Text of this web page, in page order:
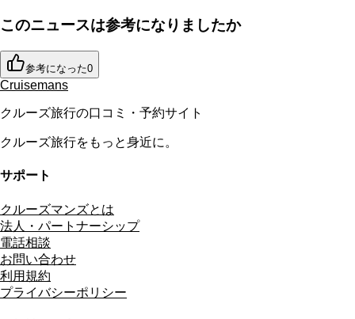
このニュースは参考になりましたか
参考になった0
Cruisemans
クルーズ旅行の口コミ・予約サイト
クルーズ旅行をもっと身近に。
サポート
クルーズマンズとは
法人・パートナーシップ
電話相談
お問い合わせ
利用規約
プライバシーポリシー